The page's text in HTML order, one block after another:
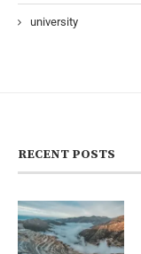
university
RECENT POSTS